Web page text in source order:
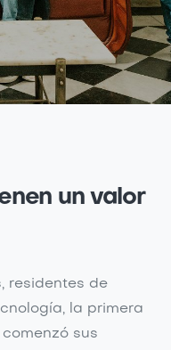
un valor
residentes de
la primera
sus